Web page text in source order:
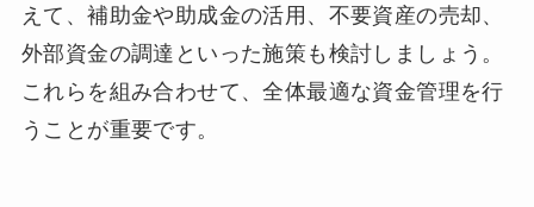
えて、補助金や助成金の活用、不要資産の売却、
外部資金の調達といった施策も検討しましょう。
これらを組み合わせて、全体最適な資金管理を行
うことが重要です。